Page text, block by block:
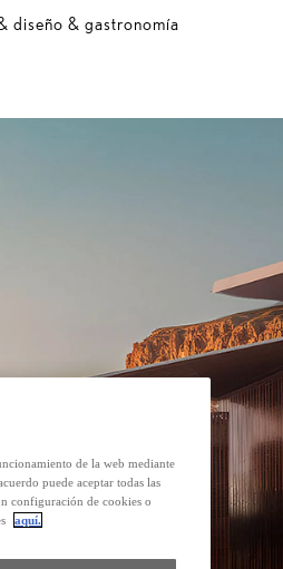
diseño & gastronomía
de la web mediante
puede aceptar todas las
configuración de cookies o
aquí.